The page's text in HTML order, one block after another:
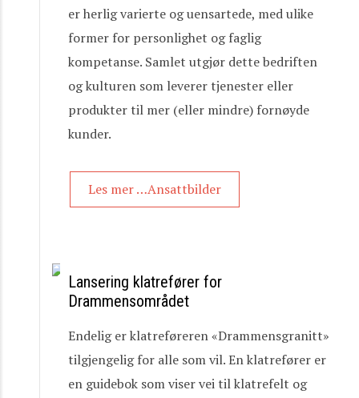
er herlig varierte og uensartede, med ulike
former for personlighet og faglig
kompetanse. Samlet utgjør dette bedriften
og kulturen som leverer tjenester eller
produkter til mer (eller mindre) fornøyde
kunder.
Les mer …Ansattbilder
Lansering klatrefører for
Drammensområdet
Endelig er klatreføreren «Drammensgranitt»
tilgjengelig for alle som vil. En klatrefører er
en guidebok som viser vei til klatrefelt og